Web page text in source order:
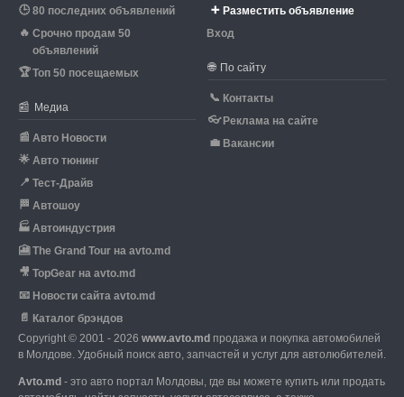
🕒 80 последних объявлений
🔥 Срочно продам 50
объявлений
🏆Топ 50 посещаемых
📰 Медиа
📰 Авто Новости
🌟 Авто тюнинг
📍 Тест-Драйв
🏁 Автошоу
🏭 Автоиндустрия
🎦 The Grand Tour на avto.md
🎥 TopGear на avto.md
📧 Новости сайта avto.md
📄 Каталог брэндов
➕ Разместить объявление
Вход
🌐 По сайту
📞 Контакты
👓 Реклама на сайте
💼 Вакансии
Copyright © 2001 - 2026 www.avto.md продажа и покупка автомобилей
в Молдове. Удобный поиск авто, запчастей и услуг для автолюбителей.
Avto.md - это авто портал Молдовы, где вы можете купить или продать